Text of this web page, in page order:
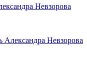
Невзорова
Александра Невзорова